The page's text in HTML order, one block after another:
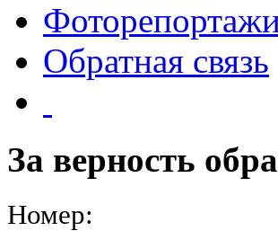
Обратная связь
За верность
Номер: